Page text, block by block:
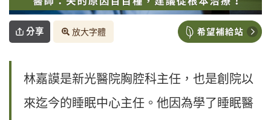
分享 放大字體
林嘉謨是新光醫院胸腔科主任，也是創院以
來迄今的睡眠中心主任。他因為學了睡眠醫